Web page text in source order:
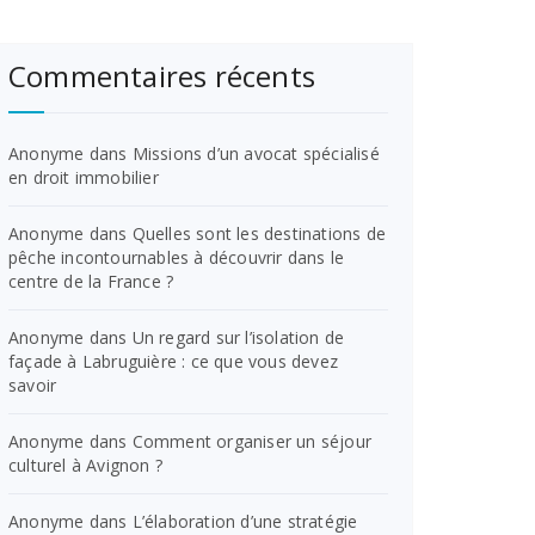
Commentaires récents
Anonyme dans Missions d’un avocat spécialisé
en droit immobilier
Anonyme dans Quelles sont les destinations de
pêche incontournables à découvrir dans le
centre de la France ?
Anonyme dans Un regard sur l’isolation de
façade à Labruguière : ce que vous devez
savoir
Anonyme dans Comment organiser un séjour
culturel à Avignon ?
Anonyme dans L’élaboration d’une stratégie